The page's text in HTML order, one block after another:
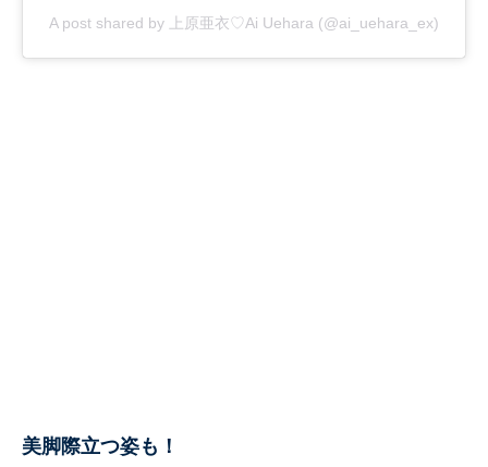
A post shared by 上原亜衣♡Ai Uehara (@ai_uehara_ex)
美脚際立つ姿も！